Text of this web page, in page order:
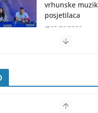
vrhunske
posjetilaca
05/08/2026
hiljade ljudi istovremeno